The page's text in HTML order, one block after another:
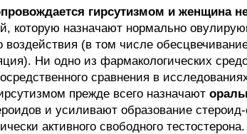
гирсутизмом и женщина
которую назначают нормально
воздействия (в том числе
Ни одно из фармакологических
сравнения в
прежде всего назначают
и усиливают образование
активного свободного